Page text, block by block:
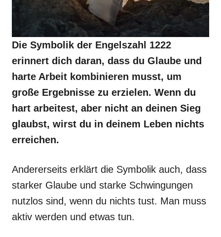
Die Symbolik der Engelszahl 1222
erinnert dich daran, dass du Glaube und
harte Arbeit kombinieren musst, um
große Ergebnisse zu erzielen. Wenn du
hart arbeitest, aber nicht an deinen Sieg
glaubst, wirst du in deinem Leben nichts
erreichen.
Andererseits erklärt die Symbolik auch, dass
starker Glaube und starke Schwingungen
nutzlos sind, wenn du nichts tust. Man muss
aktiv werden und etwas tun.